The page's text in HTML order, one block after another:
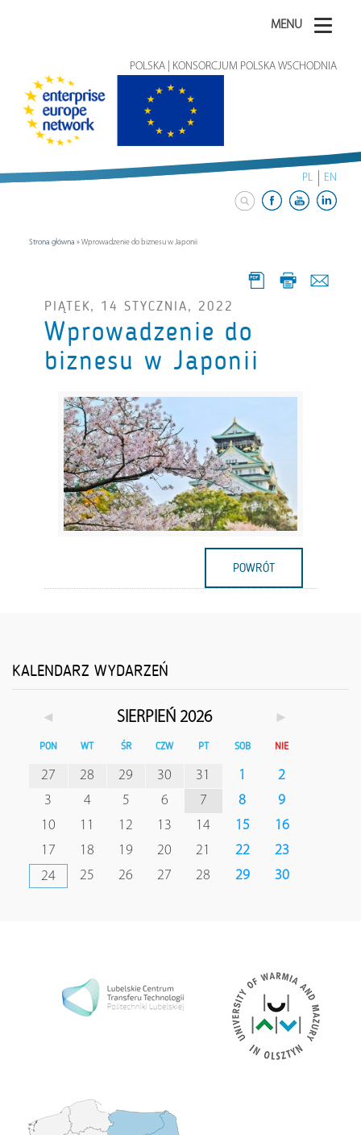
MENU
POLSKA | KONSORCJUM POLSKA WSCHODNIA
PL EN
Strona główna »Wprowadzenie do biznesu w Japonii
PIĄTEK, 14 STYCZNIA, 2022
Wprowadzenie do
biznesu w Japonii
POWRÓT
KALENDARZ WYDARZEŃ
◄ SIERPIEŃ 2026 ►
PON WT ŚR CZW PT SOB NIE
27 28 29 30 31 1
2
3
4 5 6 7 8
9
10
11 12 13 14 15
16
17
18 19 20 21 22
23
24
25 26 27 28 29 30